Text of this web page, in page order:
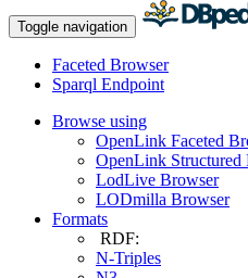
Toggle navigation
Faceted Browser
Sparql Endpoint
Browse using
OpenLink Faceted
OpenLink Structured
LodLive Browser
LODmilla Browser
Formats
RDF:
N-Triples